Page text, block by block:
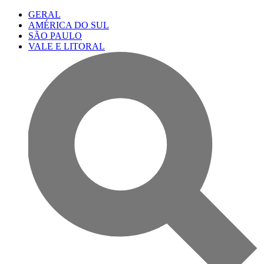
GERAL
AMÉRICA DO SUL
SÃO PAULO
VALE E LITORAL